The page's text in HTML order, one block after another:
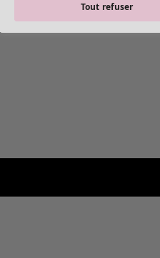
Tout refuser